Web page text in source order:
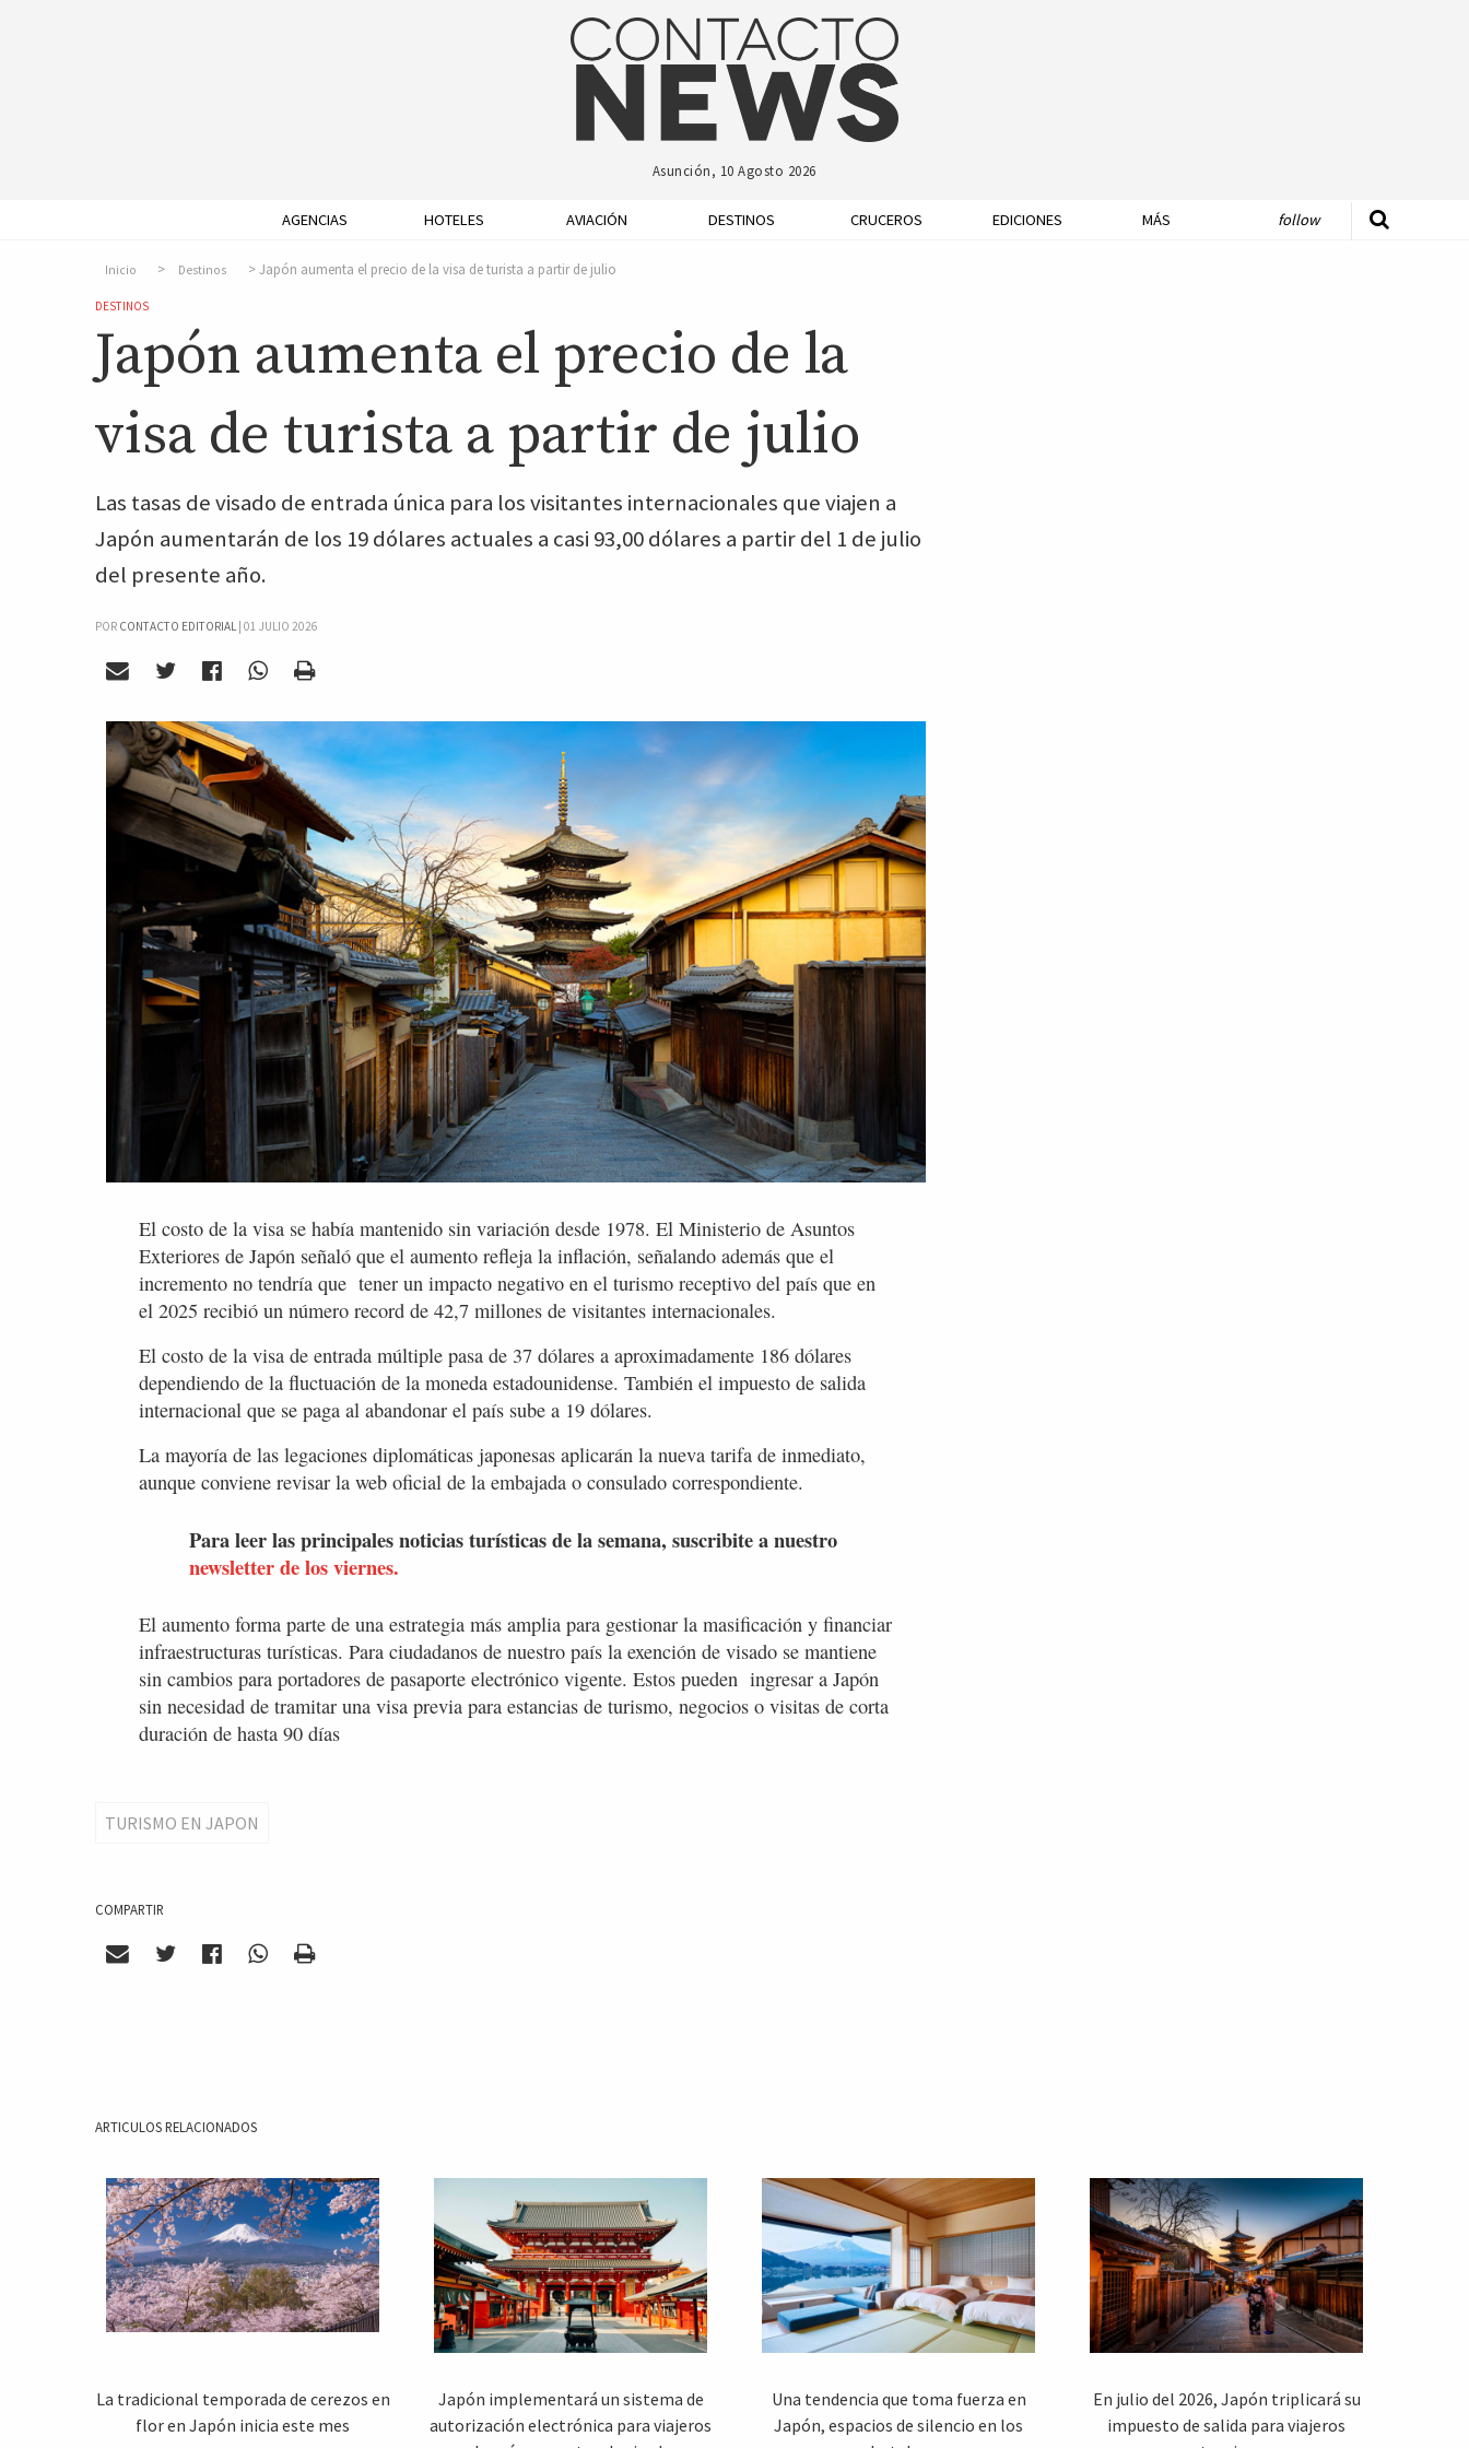
Asunción, 10 Agosto 2026
AGENCIAS HOTELES AVIACIÓN DESTINOS CRUCEROS EDICIONES MÁS follow
Inicio Destinos Japón aumenta el precio de la visa de turista a partir de julio
DESTINOS
Japón aumenta el precio de la
visa de turista a partir de julio
Las tasas de visado de entrada única para los visitantes internacionales que viajen a
Japón aumentarán de los 19 dólares actuales a casi 93,00 dólares a partir del 1 de julio
del presente año.
POR CONTACTO EDITORIAL | 01 JULIO 2026
El costo de la visa se había mantenido sin variación desde 1978. El Ministerio de Asuntos
Exteriores de Japón señaló que el aumento refleja la inflación, señalando además que el
incremento no tendría que tener un impacto negativo en el turismo receptivo del país que en
el 2025 recibió un número record de 42,7 millones de visitantes internacionales.
El costo de la visa de entrada múltiple pasa de 37 dólares a aproximadamente 186 dólares
dependiendo de la fluctuación de la moneda estadounidense. También el impuesto de salida
internacional que se paga al abandonar el país sube a 19 dólares.
La mayoría de las legaciones diplomáticas japonesas aplicarán la nueva tarifa de inmediato,
aunque conviene revisar la web oficial de la embajada o consulado correspondiente.
Para leer las principales noticias turísticas de la semana, suscribite a nuestro
newsletter de los viernes.
El aumento forma parte de una estrategia más amplia para gestionar la masificación y financiar
infraestructuras turísticas. Para ciudadanos de nuestro país la exención de visado se mantiene
sin cambios para portadores de pasaporte electrónico vigente. Estos pueden ingresar a Japón
sin necesidad de tramitar una visa previa para estancias de turismo, negocios o visitas de corta
duración de hasta 90 días
TURISMO EN JAPON
COMPARTIR
ARTICULOS RELACIONADOS
La tradicional temporada de cerezos en
flor en Japón inicia este mes
Japón implementará un sistema de
autorización electrónica para viajeros
Una tendencia que toma fuerza en
Japón, espacios de silencio en los
En julio del 2026, Japón triplicará su
impuesto de salida para viajeros